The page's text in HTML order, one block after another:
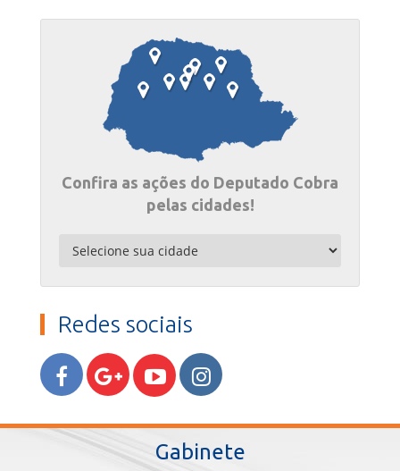
Confira as ações do Deputado Cobra
pelas cidades!
Redes sociais
Gabinete